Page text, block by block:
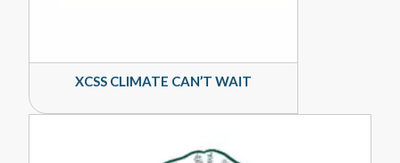
XCSS CLIMATE CAN’T WAIT